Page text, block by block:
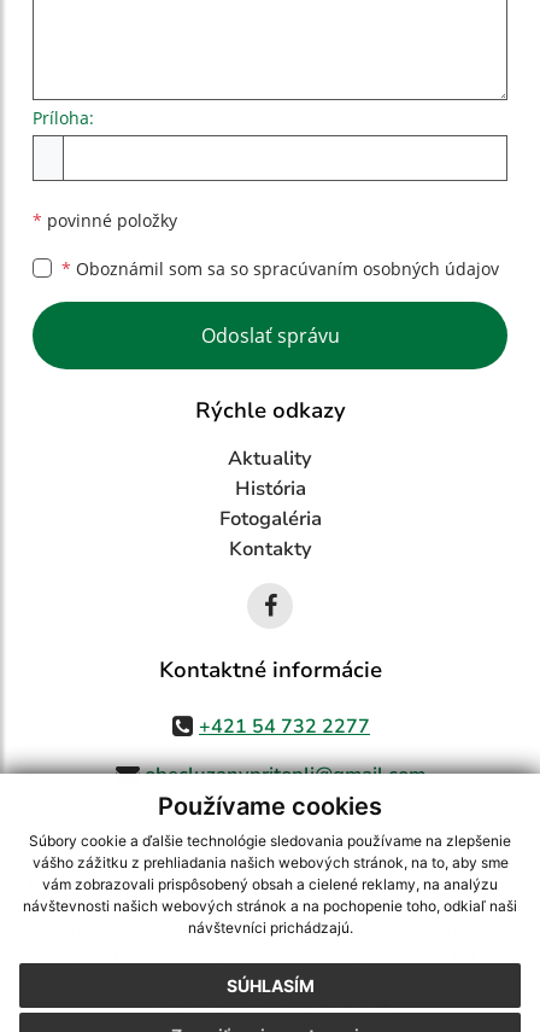
Používame cookies
Súbory cookie a ďalšie technológie sledovania používame na zlepšenie
vášho zážitku z prehliadania našich webových stránok, na to, aby sme
vám zobrazovali prispôsobený obsah a cielené reklamy, na analýzu
návštevnosti našich webových stránok a na pochopenie toho, odkiaľ naši
návštevníci prichádzajú.
SÚHLASÍM
Príloha:
* povinné položky
* Oboznámil som sa so spracúvaním osobných údajov
Google reCaptcha Response
Odoslať správu
Rýchle odkazy
Aktuality
História
Fotogaléria
Kontakty
Kontaktné informácie
+421 54 732 2277
obecluzanypritopli@gmail.com
využite možnosť získavania aktuálnych informácií s využitím RSS
CMS systém (redakčný) systém ECHELON 2,Mapa stránok,web portál
webex.digital, s.r.o.,domény,registrácia domény
Posledná aktualizácia:26.05.2026